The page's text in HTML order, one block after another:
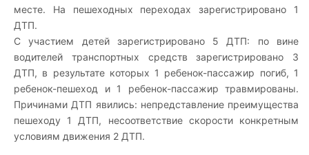
месте. На пешеходных переходах зарегистрировано 1
ДТП.
С участием детей зарегистрировано 5 ДТП: по вине
водителей транспортных средств зарегистрировано 3
ДТП, в результате которых 1 ребенок-пассажир погиб, 1
ребенок-пешеход и 1 ребенок-пассажир травмированы.
Причинами ДТП явились: непредставление преимущества
пешеходу 1 ДТП, несоответствие скорости конкретным
условиям движения 2 ДТП.